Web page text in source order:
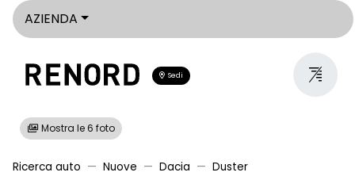
AZIENDA
Sedi
Mostra le 6 foto
Ricerca auto Nuove Dacia Duster